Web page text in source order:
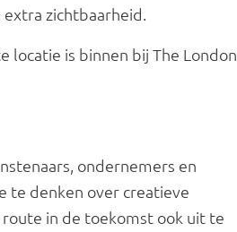
zichtbaarheid.
locatie is binnen bij The London
ondernemers en
te denken over creatieve
in de toekomst ook uit te